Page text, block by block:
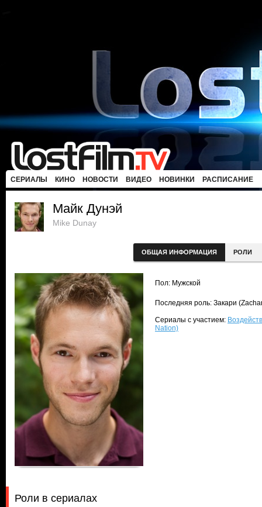
СЕРИАЛЫ КИНО НОВОСТИ ВИДЕО НОВИНКИ РАСПИСАНИЕ
Майк Дунэй
Mike Dunay
ОБЩАЯ ИНФОРМАЦИЯ РОЛИ
Пол: Мужской
Последняя роль: Закари
Сериалы с участием:
Nation)
Роли в сериалах